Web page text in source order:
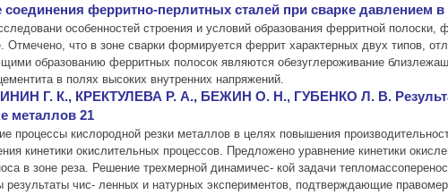
ферритно-перлитных сталей при сварке давлением в
особенностей строения и условий образования ферритной
Отмечено, что в зоне сварки формируется феррит характерных двух типов,
образованию ферритных полосок являются обезуглероживание
в полях высоких внутренних напряжений.
Г. К., КРЕКТУЛЕВА Р. А., БЕЖИН О. Н., ГУБЕНКО Л. В.
металлов 21
процессы кислородной резки металлов в целях повышения
кинетики окислительных процессов. Предложено уравнение кинетики
в зоне реза. Решение трехмерной динамичес- кой задачи
чис- ленных и натурных экспериментов, подтверждающие